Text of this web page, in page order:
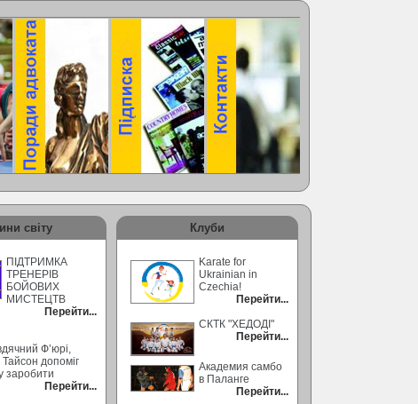
світу
ПІДТРИМКА
ТРЕНЕРІВ
БОЙОВИХ
МИСТЕЦТВ
Перейти...
Ф’юрі,
допоміг
заробити
Перейти...
Клуби
Karate for
Ukrainian in
Czechia!
Перейти...
СКТК "ХЕДОДІ"
Перейти...
Академия самбо
в Паланге
Перейти...